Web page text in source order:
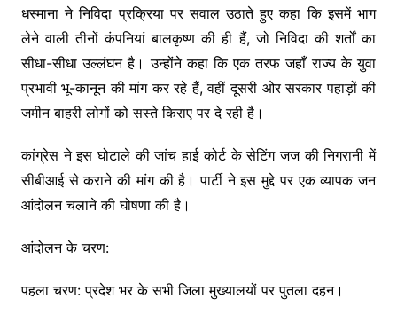
धस्माना ने निविदा प्रक्रिया पर सवाल उठाते हुए कहा कि इसमें भाग
लेने वाली तीनों कंपनियां बालकृष्ण की ही हैं, जो निविदा की शर्तों का
सीधा-सीधा उल्लंघन है। उन्होंने कहा कि एक तरफ जहाँ राज्य के युवा
प्रभावी भू-कानून की मांग कर रहे हैं, वहीं दूसरी ओर सरकार पहाड़ों की
जमीन बाहरी लोगों को सस्ते किराए पर दे रही है।
कांग्रेस ने इस घोटाले की जांच हाई कोर्ट के सेटिंग जज की निगरानी में
सीबीआई से कराने की मांग की है। पार्टी ने इस मुद्दे पर एक व्यापक जन
आंदोलन चलाने की घोषणा की है।
आंदोलन के चरण:
पहला चरण: प्रदेश भर के सभी जिला मुख्यालयों पर पुतला दहन।